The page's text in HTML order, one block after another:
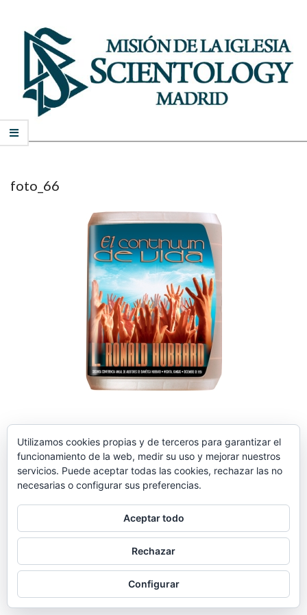
content
MISIÓN
SCIENTOLOGY
MADRID
Secondary
Menufoto_66
2019-
01-
22
Utilizamos cookies propias y de terceros para garantizar el
funcionamiento de la web, medir su uso y mejorar nuestros
servicios. Puede aceptar todas las cookies, rechazar las no
necesarias o configurar sus preferencias.
Aceptar todo
Rechazar
Configurar